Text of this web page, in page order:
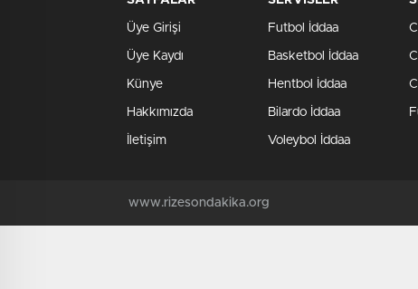
Üye Girişi
Üye Kaydı
Künye
Hakkımızda
İletişim
Futbol İddaa
Basketbol İddaa
Hentbol İddaa
Bilardo İddaa
Voleybol İddaa
www.rizesondakika.org